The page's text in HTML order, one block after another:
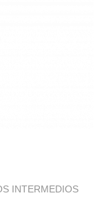
INTERMEDIOS